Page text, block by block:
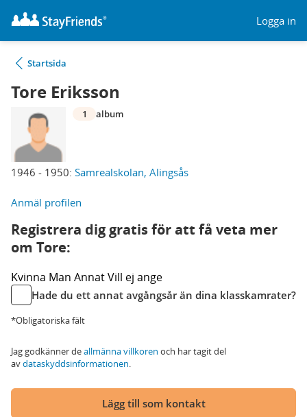
Logga in
Startsida
Tore Eriksson
1946 - 1950: Samrealskolan, Alingsås
1 album
Anmäl profilen
Registrera dig gratis för att få veta mer
om Tore:
Kvinna Man AnnatVill ej ange
Hade du ett annat avgångsår än dina klasskamrater?
*Obligatoriska fält
Jag godkänner deallmänna villkoren och har tagit del
avdataskyddsinformationen.
Lägg till som kontakt